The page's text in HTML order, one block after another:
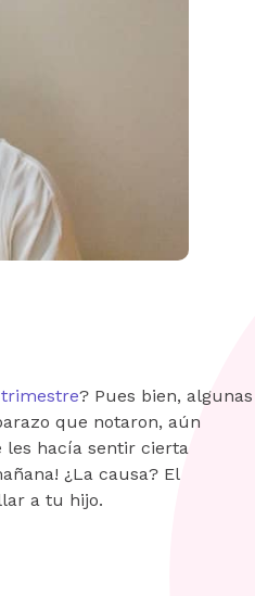
? Pues bien, algunas
que notaron, aún
les hacía sentir cierta
¿La causa? El
a tu hijo.